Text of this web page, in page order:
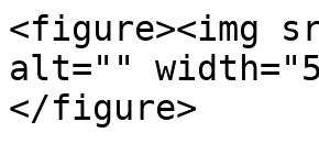
<figure><img
alt=""
</figure>